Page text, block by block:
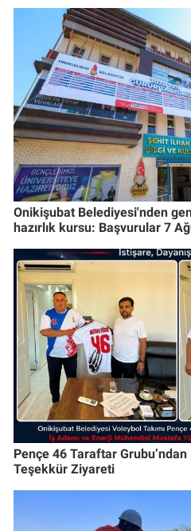
Onikişubat Belediyesi'nden
hazırlık kursu: Başvurular 7
Pençe 46 Taraftar
Teşekkür Ziyareti